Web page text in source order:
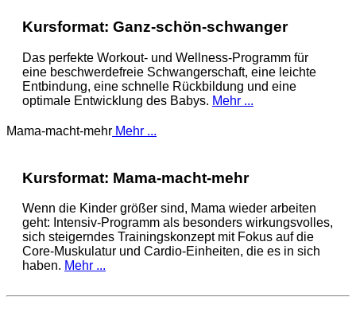
Kursformat: Ganz-schön-schwanger
Das perfekte Workout- und Wellness-Programm für
eine beschwerdefreie Schwangerschaft, eine leichte
Entbindung, eine schnelle Rückbildung und eine
optimale Entwicklung des Babys. Mehr ...
Mama-macht-mehr Mehr ...
Kursformat: Mama-macht-mehr
Wenn die Kinder größer sind, Mama wieder arbeiten
geht: Intensiv-Programm als besonders wirkungsvolles,
sich steigerndes Trainingskonzept mit Fokus auf die
Core-Muskulatur und Cardio-Einheiten, die es in sich
haben. Mehr ...